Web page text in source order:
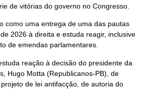
de vitórias do governo no Congresso.
como uma entrega de uma das pautas
2026 à direita e estuda reagir, inclusive
de emendas parlamentares.
reação à decisão do presidente da
Hugo Motta (Republicanos-PB), de
de lei antifacção, de autoria do